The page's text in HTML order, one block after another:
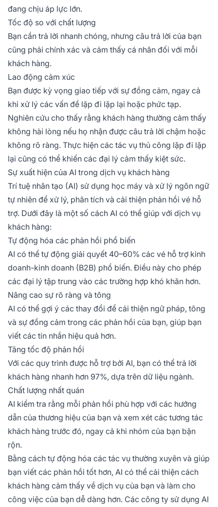
đang chịu áp lực lớn.
Tốc độ so với chất lượng
Bạn cần trả lời nhanh chóng, nhưng câu trả lời của bạn
cũng phải chính xác và cảm thấy cá nhân đối với mỗi
khách hàng.
Lao động cảm xúc
Bạn được kỳ vọng giao tiếp với sự đồng cảm, ngay cả
khi xử lý các vấn đề lặp đi lặp lại hoặc phức tạp.
Nghiên cứu cho thấy rằng khách hàng thường cảm thấy
không hài lòng nếu họ nhận được câu trả lời chậm hoặc
không rõ ràng. Thực hiện các tác vụ thủ công lặp đi lặp
lại cũng có thể khiến các đại lý cảm thấy kiệt sức.
Sự xuất hiện của AI trong dịch vụ khách hàng
Trí tuệ nhân tạo (AI) sử dụng học máy và xử lý ngôn ngữ
tự nhiên để xử lý, phân tích và cải thiện phản hồi vé hỗ
trợ. Dưới đây là một số cách AI có thể giúp với dịch vụ
khách hàng:
Tự động hóa các phản hồi phổ biến
AI có thể tự động giải quyết 40–60% các vé hỗ trợ kinh
doanh-kinh doanh (B2B) phổ biến. Điều này cho phép
các đại lý tập trung vào các trường hợp khó khăn hơn.
Nâng cao sự rõ ràng và tông
AI có thể gợi ý các thay đổi để cải thiện ngữ pháp, tông
và sự đồng cảm trong các phản hồi của bạn, giúp bạn
viết các tin nhắn hiệu quả hơn.
Tăng tốc độ phản hồi
Với các quy trình được hỗ trợ bởi AI, bạn có thể trả lời
khách hàng nhanh hơn 97%, dựa trên dữ liệu ngành.
Chất lượng nhất quán
AI kiểm tra rằng mỗi phản hồi phù hợp với các hướng
dẫn của thương hiệu của bạn và xem xét các tương tác
khách hàng trước đó, ngay cả khi nhóm của bạn bận
rộn.
Bằng cách tự động hóa các tác vụ thường xuyên và giúp
bạn viết các phản hồi tốt hơn, AI có thể cải thiện cách
khách hàng cảm thấy về dịch vụ của bạn và làm cho
công việc của bạn dễ dàng hơn. Các công ty sử dụng AI